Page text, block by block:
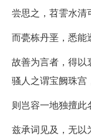
尝思之，苕霅水清
而甍栋丹垩，悉能
故善为言者，得以
骚人之谓宝阙珠宫
则岂容一地独擅此
兹承词见及，无以